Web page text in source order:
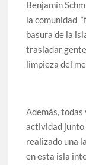
Benjamín
la comunidad
basura de la
trasladar
limpieza del
Además,
actividad junto
realizado una
en esta isla